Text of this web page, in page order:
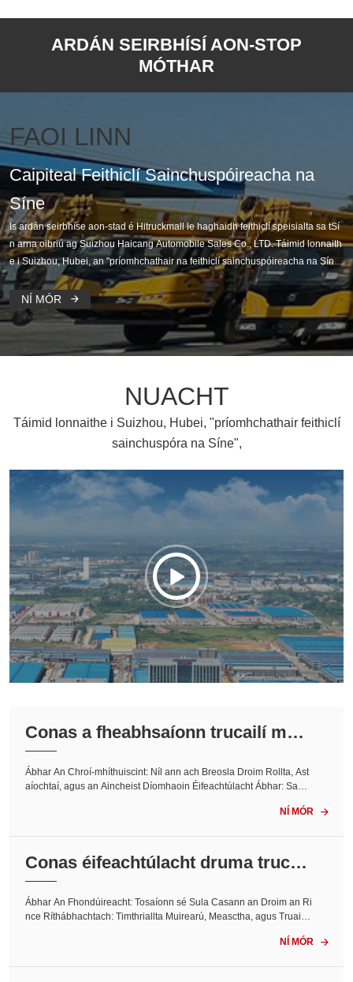
ARDÁN SEIRBHÍSÍ AON-STOP
MÓTHAR
FAOI LINN
Caipiteal Feithiclí Sainchuspóireacha na
Síne
Is ardán seirbhíse aon-stad é Hitruckmall le haghaidh feithiclí speisialta sa tSí
n arna oibriú ag Suizhou Haicang Automobile Sales Co., LTD. Táimid lonnaith
e i Suizhou, Hubei, an "príomhchathair na feithiclí sainchuspóireacha na Sín
e", radiating an margadh domhanda, a thabhairt le chéile acmhainní na Síne
OEM tosaigh, déileálaithe agus páirteanna spártha manufac
NÍ MÓR 
NUACHT
Táimid lonnaithe i Suizhou, Hubei, "príomhchathair feithiclí
sainchuspóra na Síne",

Conas a fheabhsaíonn trucailí mea
scthóir coincréite inbhuanaitheach
t...<
Ábhar An Chroí-mhíthuiscint: Níl ann ach Breosla Droim Rollta, Ast
aíochtaí, agus an Aincheist Díomhaoin Éifeachtúlacht Ábhar: Saolr
a agus Comhtháthú Próisis Nuair a chloiseann formhór na ndaoine
NÍ MÓR 
Conas éifeachtúlacht druma trucail
meascthóir coincréite a bharrfheab
hsú...<
Ábhar An Fhondúireacht: Tosaíonn sé Sula Casann an Droim an Ri
nce Ríthábhachtach: Timthriallta Muirearú, Measctha, agus Truaillit
chtóir Daonna: Feasacht Oibreora Thar an Trucail: Comhordú Láith
NÍ MÓR 